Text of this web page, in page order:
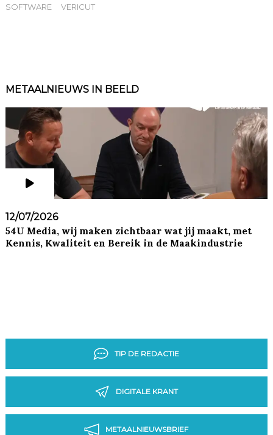
SOFTWARE VERICUT
METAALNIEUWS IN BEELD
12/07/2026
54U Media, wij maken zichtbaar wat jij maakt, met
Kennis, Kwaliteit en Bereik in de Maakindustrie
TIP DE REDACTIE
DIGITALE KRANT
METAALNIEUWSBRIEF